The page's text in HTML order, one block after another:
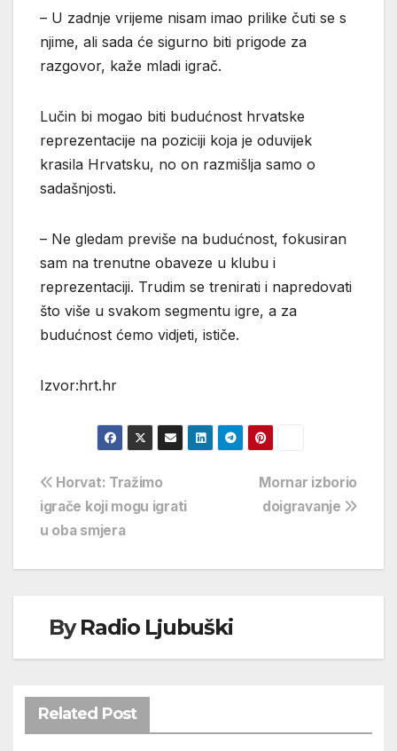
– U zadnje vrijeme nisam imao prilike čuti se s
njime, ali sada će sigurno biti prigode za
razgovor, kaže mladi igrač.
Lučin bi mogao biti budućnost hrvatske
reprezentacije na poziciji koja je oduvijek
krasila Hrvatsku, no on razmišlja samo o
sadašnjosti.
– Ne gledam previše na budućnost, fokusiran
sam na trenutne obaveze u klubu i
reprezentaciji. Trudim se trenirati i napredovati
što više u svakom segmentu igre, a za
budućnost ćemo vidjeti, ističe.
Izvor:hrt.hr
Navigacija
objava
Mornar izborio
doigravanje
Horvat: Tražimo
igrače koji mogu igrati
u oba smjera
ByRadio Ljubuški
Related Post